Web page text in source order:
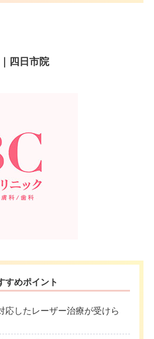
四日市院
すめポイント
応したレーザー治療が受けら